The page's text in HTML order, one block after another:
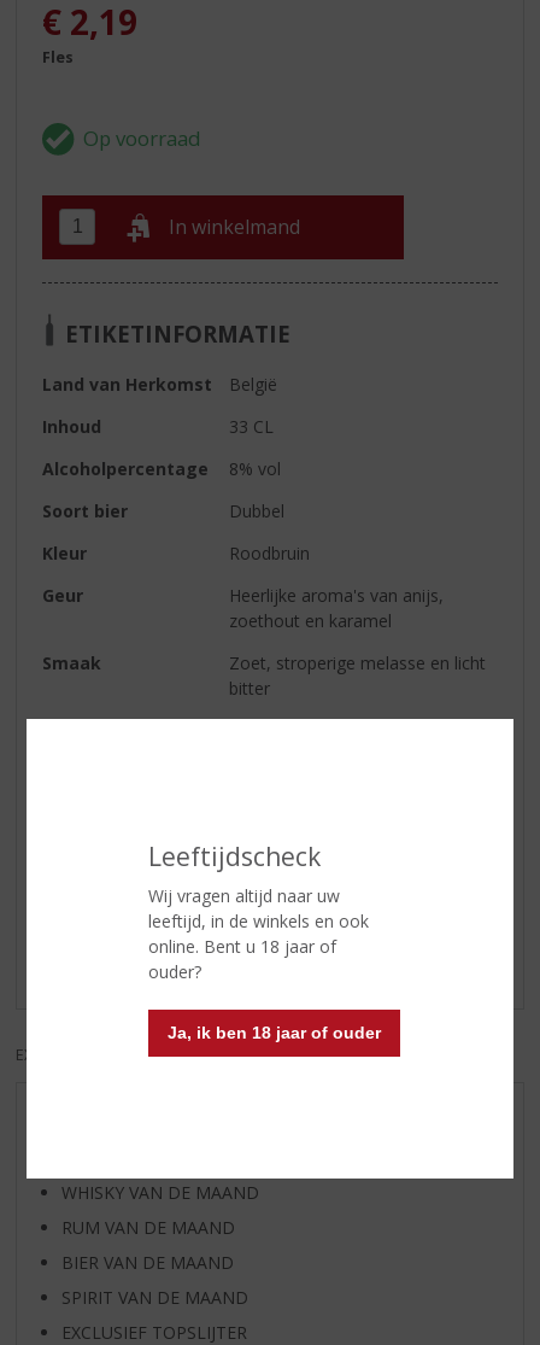
Leeftijdscheck
Wij vragen altijd naar uw
leeftijd, in de winkels en ook
online. Bent u 18 jaar of
ouder?
Ja, ik ben 18 jaar of ouder
€ 2,19
Fles
In winkelmand
ETIKETINFORMATIE
Land van Herkomst
België
Inhoud
33 CL
Alcoholpercentage
8% vol
Soort bier
Dubbel
Kleur
Roodbruin
Geur
Heerlijke aroma's van anijs,
zoethout en karamel
Smaak
Zoet, stroperige melasse en licht
bitter
Reviews
Schrijf een review
Er zijn nog geen reviews geplaatst voor dit product
EXCL. BTW INCL. BTW
WHISKY VAN DE MAAND
RUM VAN DE MAAND
BIER VAN DE MAAND
SPIRIT VAN DE MAAND
EXCLUSIEF TOPSLIJTER